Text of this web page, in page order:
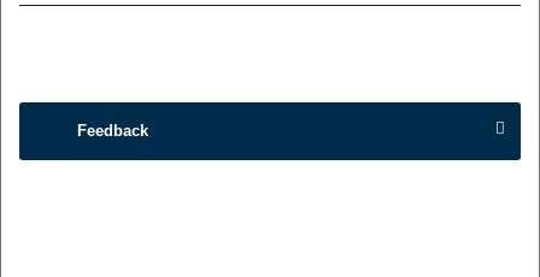
Feedback